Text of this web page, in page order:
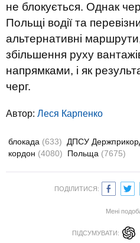
не блокується. Однак
Польщі водії та
альтернативні
збільшення руху
напрямками, і як
черг.
Автор: Леся Карпенко
блокада (633) ДПСУ
кордон (4080) Польща (7675)
ПОДІЛИТИСЯ:
Мені
ПІДСУМУВАТИ: